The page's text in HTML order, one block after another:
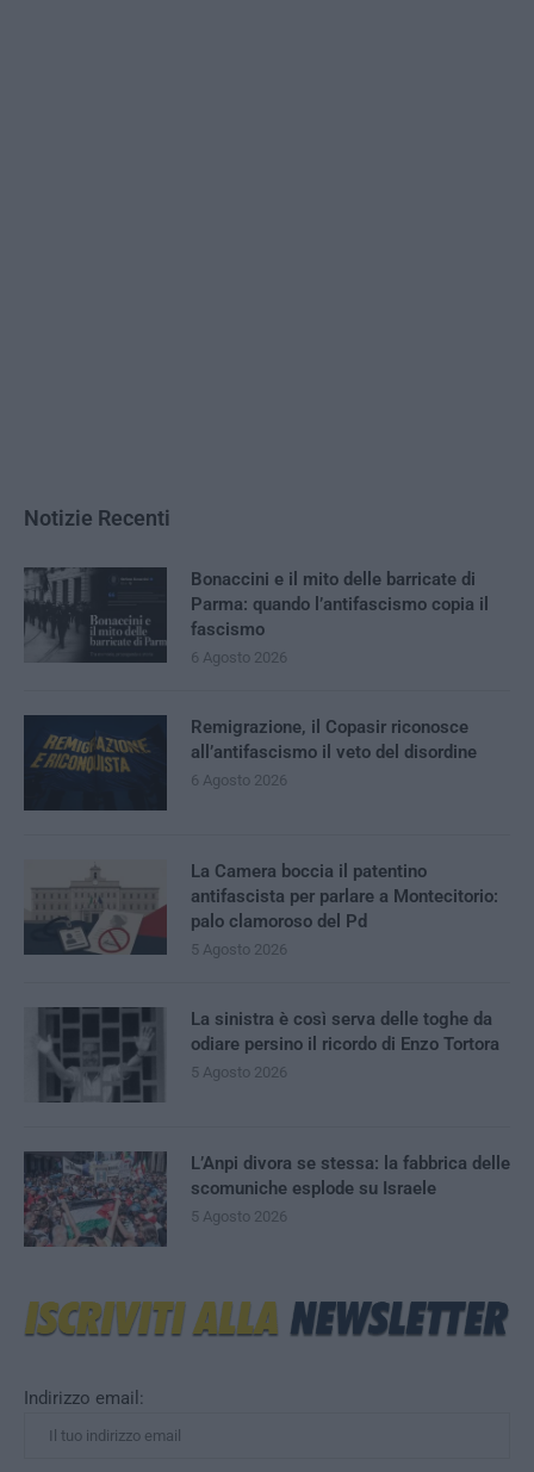
Indirizzo email:
Notizie Recenti
Bonaccini e il mito delle barricate di
Parma: quando l’antifascismo copia il
fascismo
6 Agosto 2026
Remigrazione, il Copasir riconosce
all’antifascismo il veto del disordine
6 Agosto 2026
La Camera boccia il patentino
antifascista per parlare a Montecitorio:
palo clamoroso del Pd
5 Agosto 2026
La sinistra è così serva delle toghe da
odiare persino il ricordo di Enzo Tortora
5 Agosto 2026
L’Anpi divora se stessa: la fabbrica delle
scomuniche esplode su Israele
5 Agosto 2026